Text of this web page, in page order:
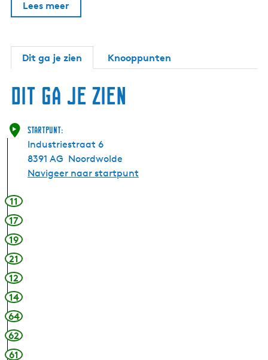
Lees meer
Dit ga je zien Knooppunten
Dit ga je zien
Startpunt:
Industriestraat 6
8391 AG Noordwolde
Navigeer naar startpunt
11
17
19
21
12
14
64
62
61